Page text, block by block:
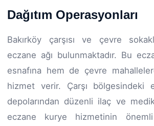
Dağıtım Operasyonları
Bakırköy çarşısı ve çevre
eczane ağı bulunmaktadır. Bu
esnafına hem de çevre
hizmet verir. Çarşı bölgesindeki
depolarından düzenli ilaç ve
eczane kurye hizmetinin